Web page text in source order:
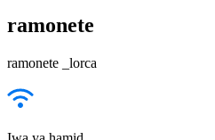
ramonete
ramonete _lorca